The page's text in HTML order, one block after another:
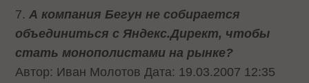
7.А компания Бегун не собирается
объединиться с Яндекс.Директ, чтобы
стать монополистами на рынке?
Автор: Иван Молотов Дата: 19.03.2007 12:35